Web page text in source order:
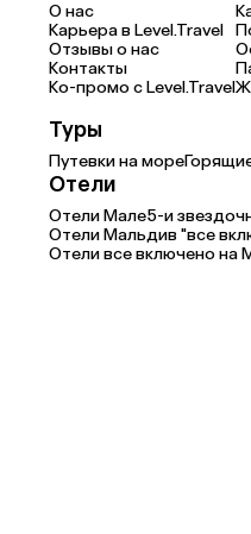
О нас
Карьера в Level.Travel
Отзывы о нас
Контакты
Ко-промо с Level.Travel
Туры
Путевки на море
Отели
Отели Мале5-и
Отели Мальдив "все
Отели все включено на